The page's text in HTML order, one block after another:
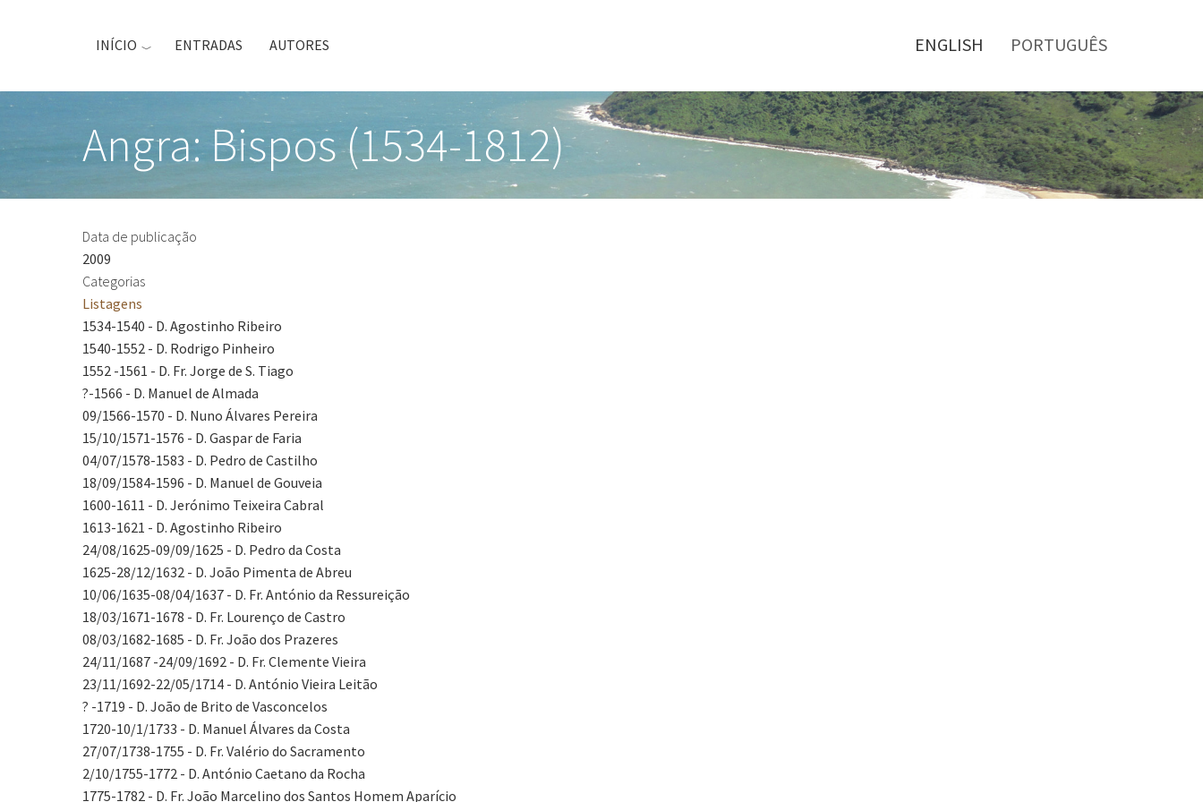
principal
ENGLISH PORTUGUÊS
INÍCIO ENTRADAS AUTORES
Angra: Bispos (1534-1812)
Data de publicação
2009
Categorias
Listagens
1534-1540 - D. Agostinho Ribeiro
1540-1552 - D. Rodrigo Pinheiro
1552 -1561 - D. Fr. Jorge de S. Tiago
?-1566 - D. Manuel de Almada
09/1566-1570 - D. Nuno Álvares Pereira
15/10/1571-1576 - D. Gaspar de Faria
04/07/1578-1583 - D. Pedro de Castilho
18/09/1584-1596 - D. Manuel de Gouveia
1600-1611 - D. Jerónimo Teixeira Cabral
1613-1621 - D. Agostinho Ribeiro
24/08/1625-09/09/1625 - D. Pedro da Costa
1625-28/12/1632 - D. João Pimenta de Abreu
10/06/1635-08/04/1637 - D. Fr. António da Ressureição
18/03/1671-1678 - D. Fr. Lourenço de Castro
08/03/1682-1685 - D. Fr. João dos Prazeres
24/11/1687 -24/09/1692 - D. Fr. Clemente Vieira
23/11/1692-22/05/1714 - D. António Vieira Leitão
? -1719 - D. João de Brito de Vasconcelos
1720-10/1/1733 - D. Manuel Álvares da Costa
27/07/1738-1755 - D. Fr. Valério do Sacramento
2/10/1755-1772 - D. António Caetano da Rocha
1775-1782 - D. Fr. João Marcelino dos Santos Homem Aparício